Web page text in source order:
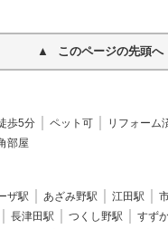
このページの先頭へ
歩5分 ペット可 リフォーム
部屋
ザ駅 あざみ野駅 江田駅
長津田駅 つくし野駅
すず